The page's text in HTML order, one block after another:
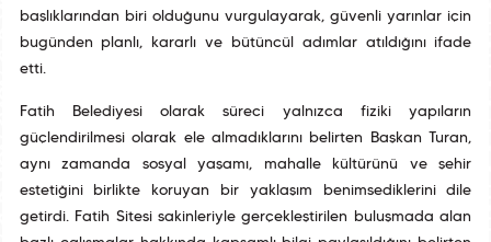
başlıklarından biri olduğunu vurgulayarak, güvenli yarınlar için
bugünden planlı, kararlı ve bütüncül adımlar atıldığını ifade
etti.
Fatih Belediyesi olarak süreci yalnızca fiziki yapıların
güçlendirilmesi olarak ele almadıklarını belirten Başkan Turan,
aynı zamanda sosyal yaşamı, mahalle kültürünü ve şehir
estetiğini birlikte koruyan bir yaklaşım benimsediklerini dile
getirdi. Fatih Sitesi sakinleriyle gerçekleştirilen buluşmada alan